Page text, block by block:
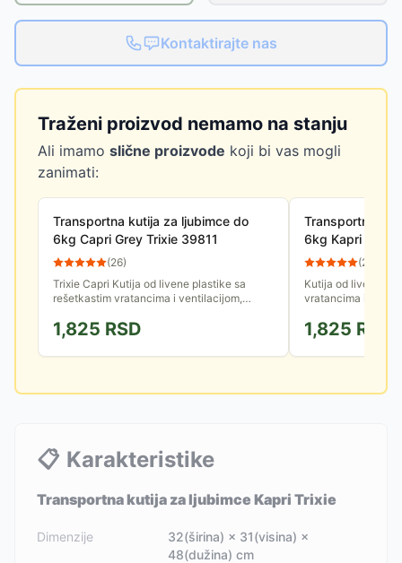
Kontaktirajte nas
Traženi proizvod nemamo na stanju
Ali imamo slične proizvode koji bi vas mogli
zanimati:
Transportna kutija za ljubimce do
6kg Capri Grey Trixie 39811
(26)
Trixie Capri Kutija od livene plastike sa
rešetkastim vratancima i ventilacijom,
mase do 6kg i koji mogu...
1,825 RSD
Transportna
6kg Kapri Blue
(26
Kutija od livene
vratancima i
koji mogu stati u...
1,825 RSD
📋 Karakteristike
Transportna kutija za ljubimce Kapri Trixie
Dimenzije
32(širina) × 31(visina) ×
48(dužina) cm